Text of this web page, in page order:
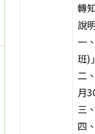
轉
說
一
班)
二
月
三
四